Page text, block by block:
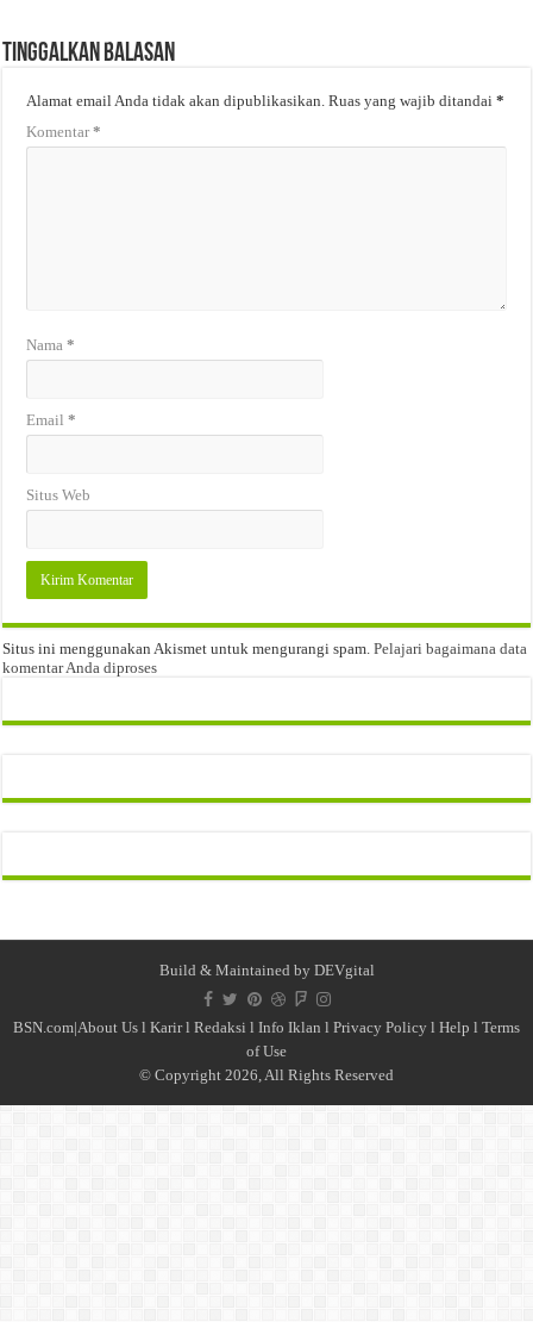
Tinggalkan Balasan
Alamat email Anda tidak akan dipublikasikan. Ruas yang wajib ditandai*
Komentar*
Nama*
Email*
Situs Web
Situs ini menggunakan Akismet untuk mengurangi spam.Pelajari bagaimana data
komentar Anda diproses
Build & Maintained by DEVgital
BSN.com|About Us l Karirl Redaksi l Info Iklan l Privacy Policy l Help l Terms
of Use
© Copyright 2026, All Rights Reserved